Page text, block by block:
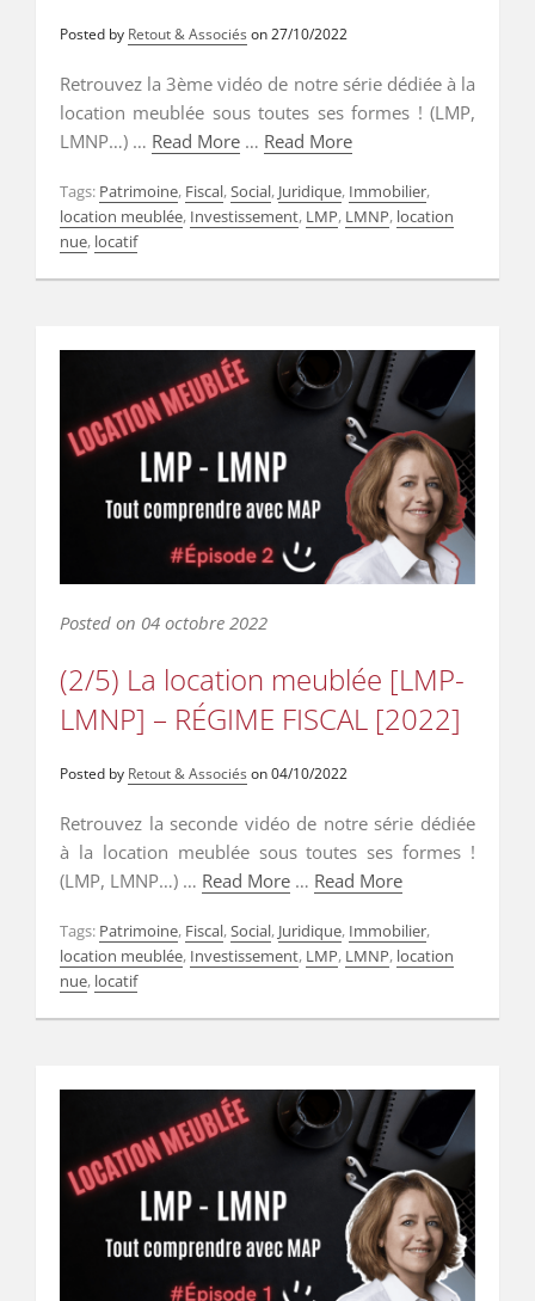
Posted by Retout & Associés on27/10/2022
Retrouvez la 3ème vidéo de notre série dédiée à la
location meublée sous toutes ses formes ! (LMP,
LMNP…) … Read More … Read More
Tags: Patrimoine, Fiscal,Social, Juridique, Immobilier,
location meublée, Investissement, LMP, LMNP, location
nue, locatif
Posted on 04 octobre 2022
(2/5) La location meublée [LMP-
LMNP] – RÉGIME FISCAL [2022]
Posted by Retout & Associés on04/10/2022
Retrouvez la seconde vidéo de notre série dédiée
à la location meublée sous toutes ses formes !
(LMP, LMNP…) … Read More … Read More
Tags: Patrimoine, Fiscal,Social, Juridique, Immobilier,
location meublée, Investissement, LMP, LMNP, location
nue, locatif